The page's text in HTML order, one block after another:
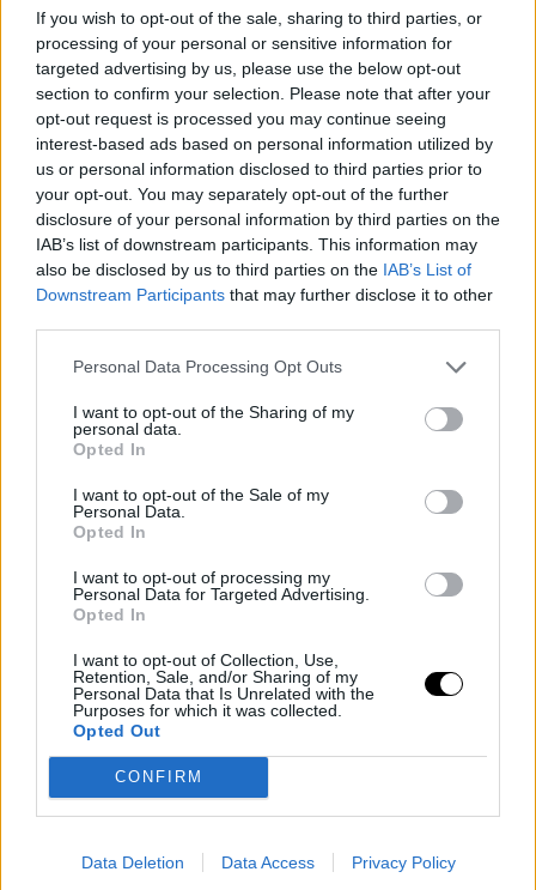
If you wish to opt-out of the sale, sharing to third parties, or
processing of your personal or sensitive information for
targeted advertising by us, please use the below opt-out
section to confirm your selection. Please note that after your
opt-out request is processed you may continue seeing
interest-based ads based on personal information utilized by
us or personal information disclosed to third parties prior to
your opt-out. You may separately opt-out of the further
disclosure of your personal information by third parties on the
IAB’s list of downstream participants. This information may
also be disclosed by us to third parties on the IAB’s List of
Downstream Participants that may further disclose it to other
Personal Data Processing Opt Outs
I want to opt-out of the Sharing of my
personal data.
Opted In
I want to opt-out of the Sale of my
Personal Data.
Opted In
I want to opt-out of processing my
Personal Data for Targeted Advertising.
Opted In
I want to opt-out of Collection, Use,
Retention, Sale, and/or Sharing of my
Personal Data that Is Unrelated with the
Purposes for which it was collected.
Opted Out
CONFIRM
Data Deletion Data Access Privacy Policy
Últimos artículos
Los Sixers preparan la guinda del pastel
en el mercado
Jorge P. Borreguero- 09 Aug 2026
Kevin Love quiere jugar en Phila junto a LeBron James, Joel
Embiid, Jaylen Brown, Tyrese Maxey, VJ Edgecombe, Anfernee
Simons y compañía
Basket NBAJames Harden